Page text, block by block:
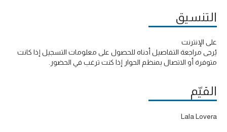
التنسيق
على الإنترنت
يُرجى مراجعة التفاصيل أدناه للحصول على معلومات التسجيل إذا كانت
متوفرة أو الاتصال بمنظم الحوار إذا كنت ترغب في الحضور.
القيّم
Lala Lovera